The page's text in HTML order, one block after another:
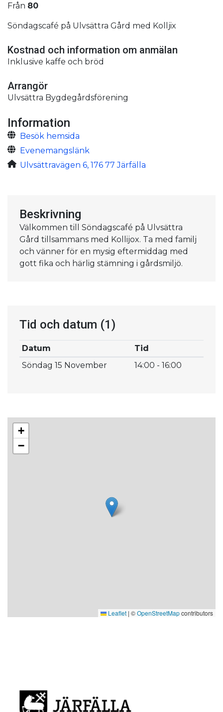
Från 80
Söndagscafé på Ulvsättra Gård med Kolljix
Kostnad och information om anmälan
Inklusive kaffe och bröd
Arrangör
Ulvsättra Bygdegårdsförening
Information
Besök hemsida
Evenemangslänk
Ulvsättravägen 6, 176 77 Järfälla
Beskrivning
Välkommen till Söndagscafé på Ulvsättra
Gård tillsammans med Kollijox. Ta med familj
och vänner för en mysig eftermiddag med
gott fika och härlig stämning i gårdsmiljö.
Tid och datum (1)
Datum
Tid
Söndag 15 November
14:00 - 16:00
+
−
Leaflet | ©OpenStreetMapcontributors